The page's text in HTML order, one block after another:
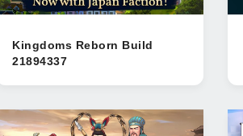
Kingdoms Reborn Build
21894337